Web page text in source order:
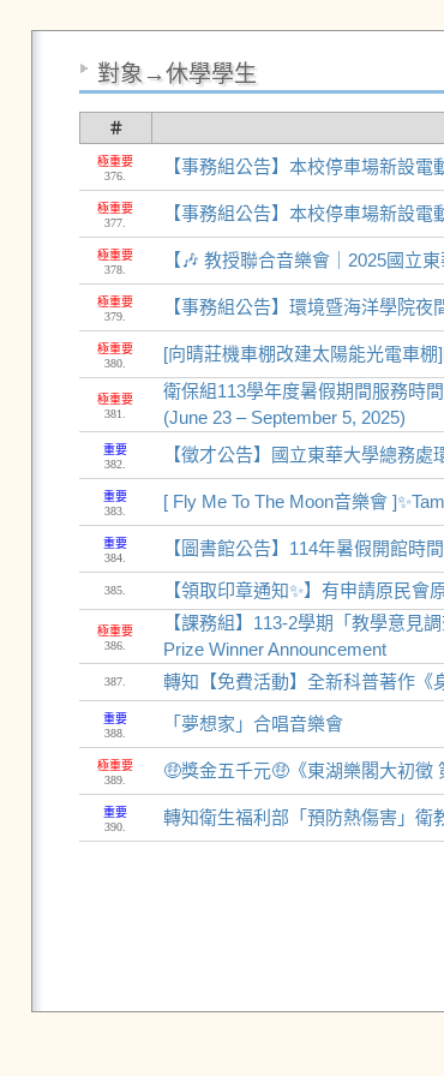
對象→休學學生
＃
極重要
376.
【事務組公告】本校停車場新設
極重要
377.
【事務組公告】本校停車場新設
極重要
378.
【🎶 教授聯合音樂會｜2025國立
極重要
379.
【事務組公告】環境暨海洋學院
極重要
380.
[向晴莊機車棚改建太陽能光電車
極重要
381.
衛保組113學年度暑假期間服務時
(June 23 – September 5, 2025)
重要
382.
【徵才公告】國立東華大學總務處
重要
383.
[ Fly Me To The Moon音樂會
重要
384.
【圖書館公告】114年暑假開館時
385. 【領取印章通知✨】有申請原民
極重要
386.
【課務組】113-2學期「教學意見
Prize Winner Announcement
387. 轉知【免費活動】全新科普著作《
重要
388.
「夢想家」合唱音樂會
極重要
389.
🤑獎金五千元🤑《東湖樂閣大初徵
重要
390.
轉知衛生福利部「預防熱傷害」衛